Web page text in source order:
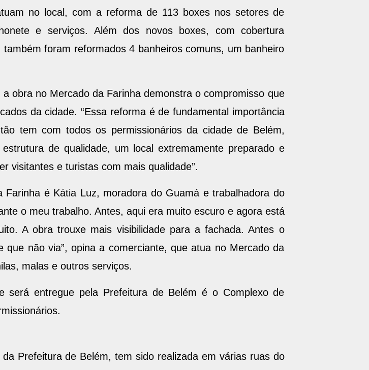
no local, com a reforma de 113 boxes nos setores de
e serviços. Além dos novos boxes, com cobertura
foram reformados 4 banheiros comuns, um banheiro
obra no Mercado da Farinha demonstra o compromisso que
da cidade. “Essa reforma é de fundamental importância
tem com todos os permissionários da cidade de Belém,
de qualidade, um local extremamente preparado e
visitantes e turistas com mais qualidade”.
é Kátia Luz, moradora do Guamá e trabalhadora do
o meu trabalho. Antes, aqui era muito escuro e agora está
A obra trouxe mais visibilidade para a fachada. Antes o
não via”, opina a comerciante, que atua no Mercado da
malas e outros serviços.
entregue pela Prefeitura de Belém é o Complexo de
da Prefeitura de Belém, tem sido realizada em várias ruas do